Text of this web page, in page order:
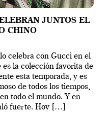
JUNTOS EL
CHINO
celebra con Gucci en el
la colección favorita de
esta temporada, y es
de todos los tiempos,
todo el mundo. Y en
fuerte. Hoy […]